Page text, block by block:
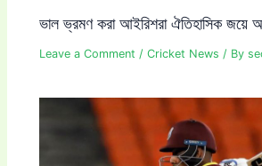
ভাল ভ্রমণ করা আইরিশরা ঐতিহাসিক জয়ে
Leave a Comment /Cricket News / By